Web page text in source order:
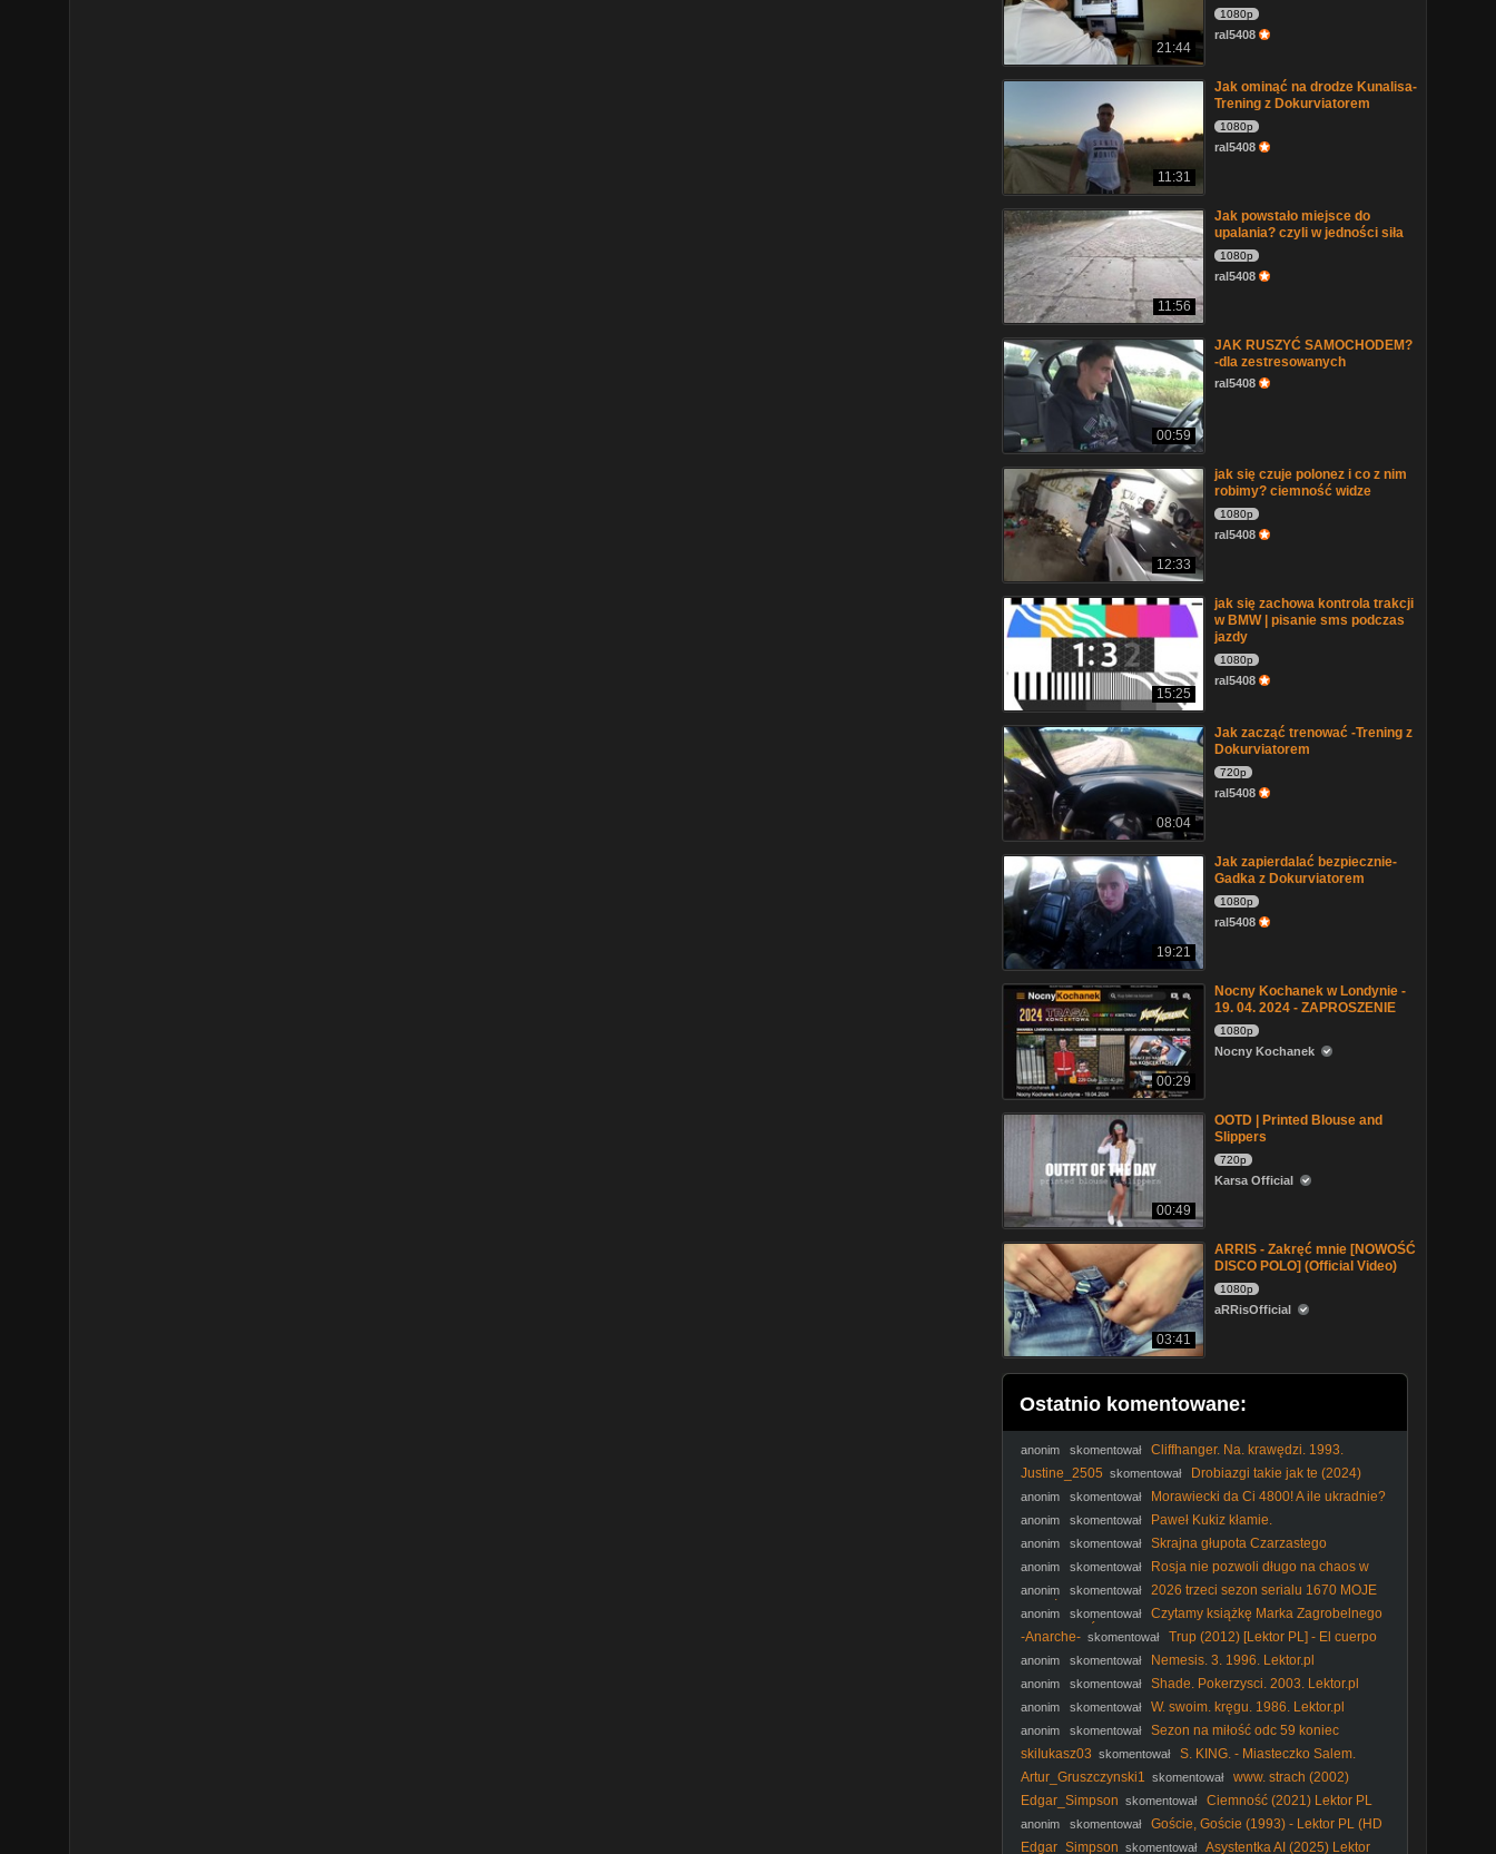
21:44
1080p
ral5408
11:31
Jak ominąć na drodze Kunalisa-
Trening z Dokurviatorem
1080p
ral5408
11:56
Jak powstało miejsce do
upalania? czyli w jedności siła
1080p
ral5408
00:59
JAK RUSZYĆ SAMOCHODEM?
-dla zestresowanych
ral5408
12:33
jak się czuje polonez i co z nim
robimy? ciemność widze
1080p
ral5408
15:25
jak się zachowa kontrola trakcji
w BMW | pisanie sms podczas
jazdy
1080p
ral5408
08:04
Jak zacząć trenować -Trening z
Dokurviatorem
720p
ral5408
19:21
Jak zapierdalać bezpiecznie-
Gadka z Dokurviatorem
1080p
ral5408
00:29
Nocny Kochanek w Londynie -
19. 04. 2024 - ZAPROSZENIE
1080p
Nocny Kochanek
00:49
OOTD | Printed Blouse and
Slippers
720p
Karsa Official
03:41
ARRIS - Zakręć mnie [NOWOŚĆ
DISCO POLO] (Official Video)
1080p
aRRisOfficial
Ostatnio komentowane:
anonim skomentował
Cliffhanger. Na. krawędzi. 1993.
Lektor.pl
Justine_2505 skomentował
Drobiazgi takie jak te (2024)
Lektor PL
anonim skomentował
Morawiecki da Ci 4800! A ile ukradnie?
#RozwójPlus #PiStoMafia #Kaczyński #Nawrocki #polityka
anonim skomentował Paweł Kukiz kłamie.
anonim skomentował Skrajna głupota Czarzastego
anonim skomentował
Rosja nie pozwoli długo na chaos w
Polsce! #Putin #Kaczyński #Rosja #PiS #Tusk #polityka
anonim skomentował
2026 trzeci sezon serialu 1670 MOJE
WRAŻENIA dr Piotr Napierała
anonim skomentował
Czytamy książkę Marka Zagrobelnego
POKOCHAĆ PIS polecam!
-Anarche- skomentował Trup (2012) [Lektor PL] - El cuerpo
anonim skomentował Nemesis. 3. 1996. Lektor.pl
anonim skomentował Shade. Pokerzysci. 2003. Lektor.pl
anonim skomentował W. swoim. kręgu. 1986. Lektor.pl
anonim skomentował
Sezon na miłość odc 59 koniec
skiIukasz03 skomentował
S. KING. - Miasteczko Salem.
(1979) napisy
Artur_Gruszczynski1 skomentował
www. strach (2002)
Edgar_Simpson skomentował Ciemność (2021) Lektor PL
anonim skomentował
Goście, Goście (1993) - Lektor PL (HD
1080p + Poprawiony dźwięk)
Edgar_Simpson skomentował Asystentka AI (2025) Lektor